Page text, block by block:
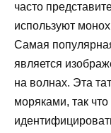
часто
используют
Самая
является
на волнах. Эта
моряками, так